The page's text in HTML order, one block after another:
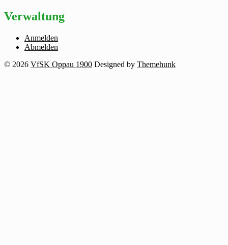
Verwaltung
Anmelden
Abmelden
© 2026 VfSK Oppau 1900 Designed by Themehunk